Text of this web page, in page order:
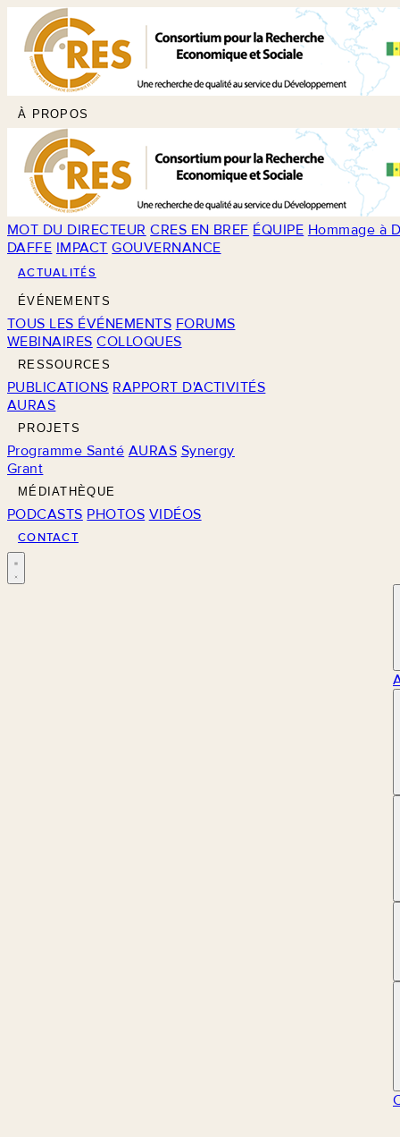
À PROPOS
MOT DU DIRECTEUR CRES EN BREF ÉQUIPE Hommage à
DAFFE IMPACT GOUVERNANCE
ACTUALITÉS
ÉVÉNEMENTS
TOUS LES ÉVÉNEMENTS FORUMS
WEBINAIRES COLLOQUES
RESSOURCES
PUBLICATIONS RAPPORT D'ACTIVITÉS
AURAS
PROJETS
Programme Santé AURAS Synergy
Grant
MÉDIATHÈQUE
PODCASTS PHOTOS VIDÉOS
CONTACT